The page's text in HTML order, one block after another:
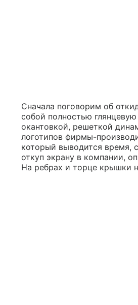
Сначала поговорим об
собой полностью
окантовкой, решеткой
логотипов фирмы-
который выводится время,
откуп экрану в компании,
На ребрах и торце крышки